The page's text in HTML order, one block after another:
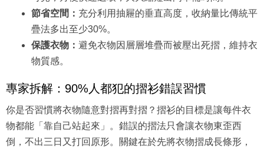
節省空間： 充分利用抽屜的垂直高度，收納量比傳統平
疊法多出至少30%。
保護衣物： 避免衣物因層層堆疊而被壓出死摺，維持衣
物質感。
專家拆解：90%人都犯的摺衫錯誤習慣
你是否習慣將衣物隨意對摺再對摺？摺衫的目標是讓每件衣
物都能「靠自己站起來」。錯誤的摺法只會讓衣物東歪西
倒，不出三日又打回原形。關鍵在於先將衣物摺成長條形，